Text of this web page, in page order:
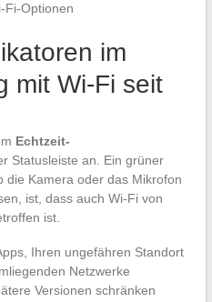
Fi-Optionen
im
mit Wi-Fi seit
Echtzeit-
Statusleiste an. Ein grüner
die Kamera oder das Mikrofon
ist, dass auch Wi-Fi von
ist.
Ihren ungefähren Standort
Netzwerke
Versionen schränken